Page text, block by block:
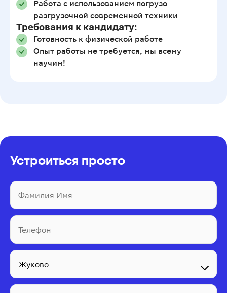
Работа с использованием погрузо-
разгрузочной современной техники
Требования к кандидату:
Готовность к физической работе
Опыт работы не требуется, мы всему
научим!
Устроиться просто
Фамилия Имя
Телефон